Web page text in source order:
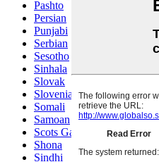
Pashto
Persian
Punjabi
Serbian
Sesotho
Sinhala
Slovak
Slovenian
Somali
Samoan
Scots Gaelic
Shona
Sindhi